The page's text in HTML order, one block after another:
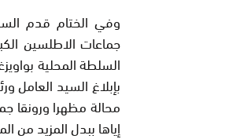
وفي الختام قدم
جماعات الاطلسين
السلطة المحلية
بإبلاغ السيد
محالة مظهرا ورونقا
إياها ببدل المزيد